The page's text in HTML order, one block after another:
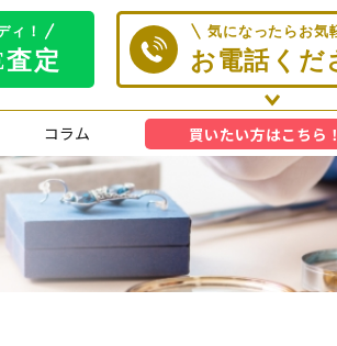
コラム 買いたい方はこちら！